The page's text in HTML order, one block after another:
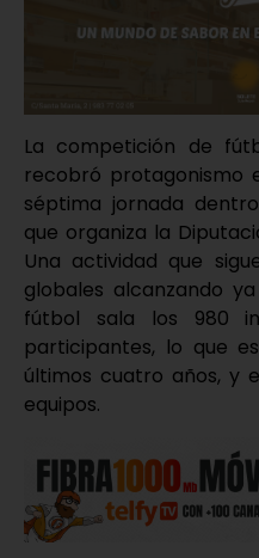
La competición de
recobró protagonismo
séptima jornada
que organiza la
Una actividad que
globales alcanzando
fútbol sala los 980
participantes, lo que
últimos cuatro años, y
equipos.